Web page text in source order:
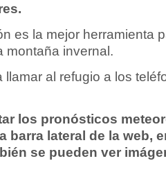
es la mejor herramienta
montaña invernal.
llamar al refugio a los
los pronósticos
barra lateral de la web,
se pueden ver